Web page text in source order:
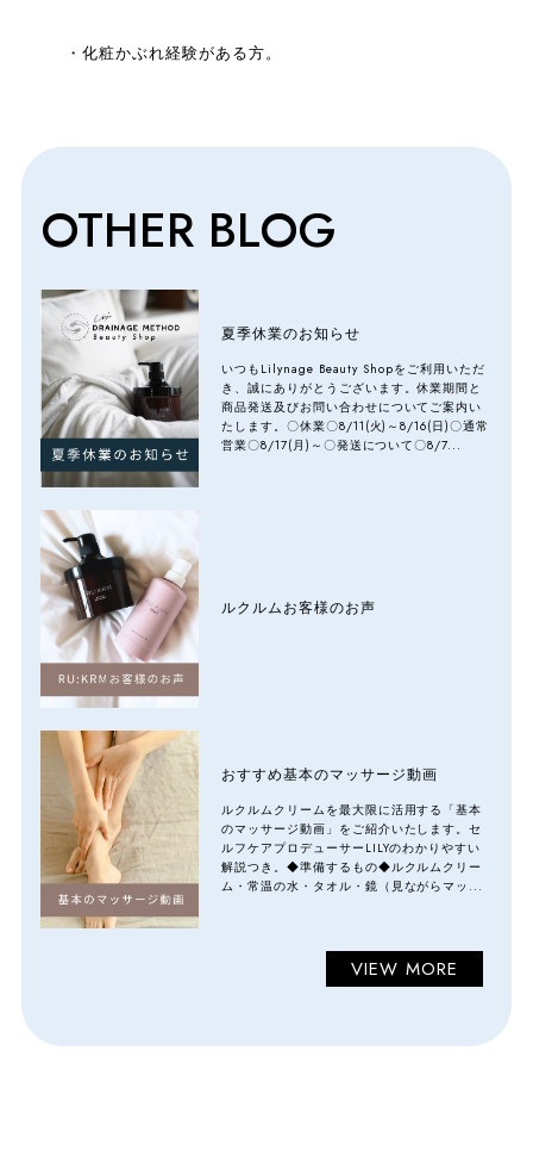
・化粧かぶれ経験がある方。
OTHER BLOG
夏季休業のお知らせ
いつもLilynage Beauty Shopをご利用いただ
き、誠にありがとうございます。休業期間と
商品発送及びお問い合わせについてご案内い
たします。〇休業〇8/11(火)～8/16(日)〇通常
営業〇8/17(月)～〇発送について〇8/7...
ルクルムお客様のお声
おすすめ基本のマッサージ動画
ルクルムクリームを最大限に活用する「基本
のマッサージ動画」をご紹介いたします。セ
ルフケアプロデューサーLILYのわかりやすい
解説つき。◆準備するもの◆ルクルムクリー
ム・常温の水・タオル・鏡（見ながらマッ...
VIEW MORE